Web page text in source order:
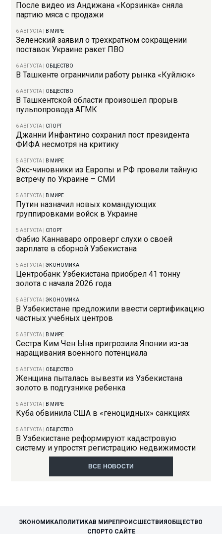
После видео из Андижана «Корзинка» сняла
партию мяса с продажи
6 АВГУСТА В МИРЕ
Зеленский заявил о трехкратном сокращении
поставок Украине ракет ПВО
6 АВГУСТА ОБЩЕСТВО
В Ташкенте ограничили работу рынка «Куйлюк»
6 АВГУСТА ОБЩЕСТВО
В Ташкентской области произошел прорыв
пульпопровода АГМК
6 АВГУСТА СПОРТ
Джанни Инфантино сохранил пост президента
ФИФА несмотря на критику
5 АВГУСТА В МИРЕ
Экс-чиновники из Европы и РФ провели тайную
встречу по Украине – СМИ
5 АВГУСТА В МИРЕ
Путин назначил новых командующих
группировками войск в Украине
5 АВГУСТА СПОРТ
Фабио Каннаваро опроверг слухи о своей
зарплате в сборной Узбекистана
5 АВГУСТА |ЭКОНОМИКА
Центробанк Узбекистана приобрел 41 тонну
золота с начала 2026 года
5 АВГУСТА |ЭКОНОМИКА
В Узбекистане предложили ввести сертификацию
частных учебных центров
5 АВГУСТА В МИРЕ
Сестра Ким Чен Ына пригрозила Японии из-за
наращивания военного потенциала
5 АВГУСТА ОБЩЕСТВО
Женщина пыталась вывезти из Узбекистана
золото в подгузнике ребенка
5 АВГУСТА В МИРЕ
Куба обвинила США в «геноцидных» санкциях
5 АВГУСТА ОБЩЕСТВО
В Узбекистане реформируют кадастровую
систему и упростят регистрацию недвижимости
ВСЕ НОВОСТИ
ЭКОНОМИКАПОЛИТИКАВ МИРЕПРОИСШЕСТВИЯ ОБЩЕСТВО
СПОРТО САЙТЕ